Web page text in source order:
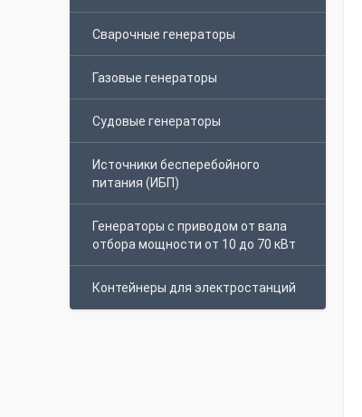
Сварочные генераторы
Газовые генераторы
Судовые генераторы
Источники бесперебойного
питания (ИБП)
Генераторы с приводом от вала
отбора мощности от 10 до 70 кВт
Контейнеры для электростанций